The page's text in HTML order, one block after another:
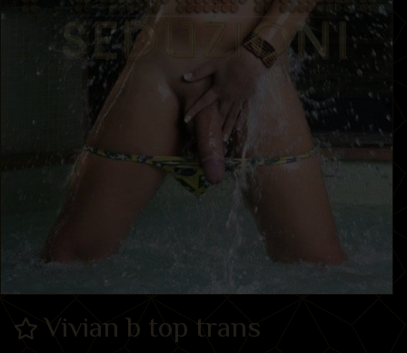
Vivian b top trans